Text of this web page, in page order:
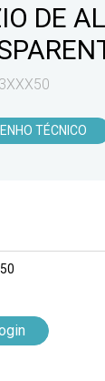
DE
TÉCNICO